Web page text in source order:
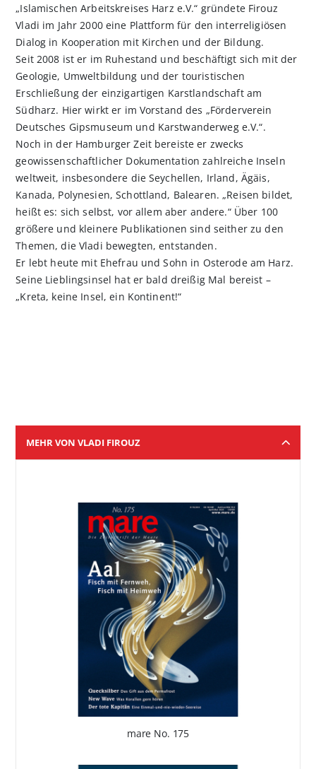
„Islamischen Arbeitskreises Harz e.V.“ gründete Firouz
Vladi im Jahr 2000 eine Plattform für den interreligiösen
Dialog in Kooperation mit Kirchen und der Bildung.
Seit 2008 ist er im Ruhestand und beschäftigt sich mit der
Geologie, Umweltbildung und der touristischen
Erschließung der einzigartigen Karstlandschaft am
Südharz. Hier wirkt er im Vorstand des „Förderverein
Deutsches Gipsmuseum und Karstwanderweg e.V.“.
Noch in der Hamburger Zeit bereiste er zwecks
geowissenschaftlicher Dokumentation zahlreiche Inseln
weltweit, insbesondere die Seychellen, Irland, Ägäis,
Kanada, Polynesien, Schottland, Balearen. „Reisen bildet,
heißt es: sich selbst, vor allem aber andere.“ Über 100
größere und kleinere Publikationen sind seither zu den
Themen, die Vladi bewegten, entstanden.
Er lebt heute mit Ehefrau und Sohn in Osterode am Harz.
Seine Lieblingsinsel hat er bald dreißig Mal bereist –
„Kreta, keine Insel, ein Kontinent!“
MEHR VON VLADI FIROUZ
mare No. 175